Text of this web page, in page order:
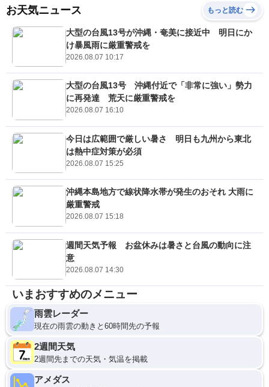
お天気ニュース もっと読む
大型の台風13号が沖縄・奄美に接近中 明日にか
け暴風雨に厳重警戒を
2026.08.07 10:17
大型の台風13号 沖縄付近で「非常に強い」勢力
に再発達 荒天に厳重警戒を
2026.08.07 16:10
今日は広範囲で厳しい暑さ 明日も九州から東北
は熱中症対策が必須
2026.08.07 15:25
沖縄本島地方で線状降水帯が発生のおそれ 大雨に
厳重警戒
2026.08.07 15:18
週間天気予報 お盆休みは暑さと台風の動向に注
意
2026.08.07 14:30
いまおすすめのメニュー
雨雲レーダー
現在の雨雲の動きと60時間先の予報
2週間天気
2週間先までの天気・気温を掲載
アメダス